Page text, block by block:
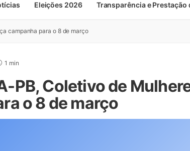
Eleições 2026 Transparência e Prestação
campanha para o 8 de março
1 min
PB, Coletivo de
o 8 de março